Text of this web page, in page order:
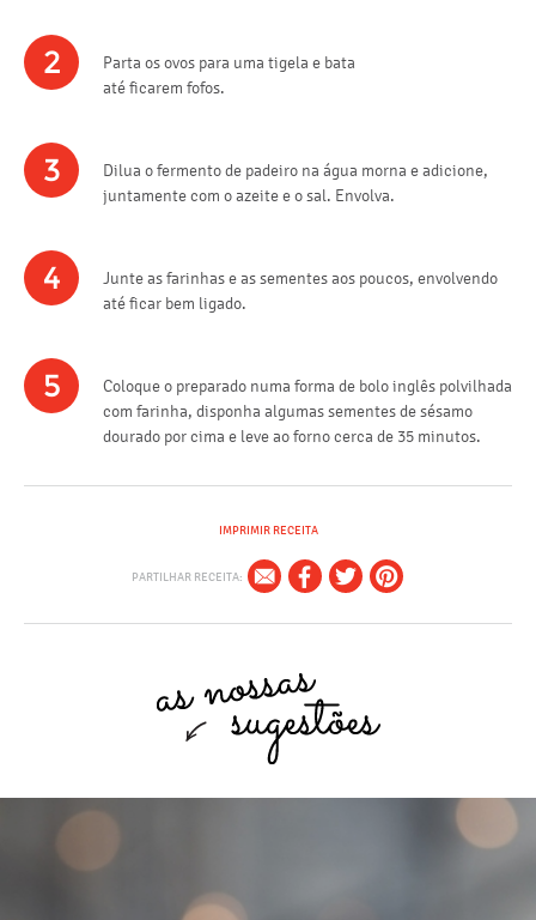
2
Parta os ovos para uma tigela e bata
até ficarem fofos.
3
Dilua o fermento de padeiro na água morna e adicione,
juntamente com o azeite e o sal. Envolva.
4
Junte as farinhas e as sementes aos poucos, envolvendo
até ficar bem ligado.
5
Coloque o preparado numa forma de bolo inglês polvilhada
com farinha, disponha algumas sementes de sésamo
dourado por cima e leve ao forno cerca de 35 minutos.
IMPRIMIR RECEITA
PARTILHAR RECEITA: